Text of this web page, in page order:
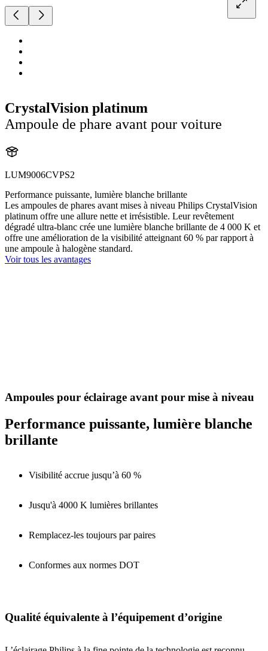
CrystalVision platinum
Ampoule de phare avant pour voiture
LUM9006CVPS2
Performance puissante, lumière blanche brillante
Les ampoules de phares avant mises à niveau Philips CrystalVision
platinum offre une allure nette et irrésistible. Leur revêtement
dégradé ultra-blanc crée une lumière blanche brillante de 4 000 K et
offre une amélioration de la visibilité atteignant 60 % par rapport à
une ampoule à halogène standard.
Voir tous les avantages
Ampoules pour éclairage avant pour mise à niveau
Performance puissante, lumière blanche
brillante
Visibilité accrue jusqu’à 60 %
Jusqu'à 4000 K lumières brillantes
Remplacez-les toujours par paires
Conformes aux normes DOT
Qualité équivalente à l’équipement d’origine